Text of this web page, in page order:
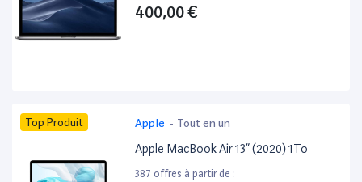
400,00 €
Top Produit Apple - Tout en un
Apple MacBook Air 13” (2020) 1To
387 offres à partir de :